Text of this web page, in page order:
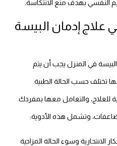
النفسي بهدف منع الانتكاسة.
علاج إدمان البيسة
في المنزل يجب أن يتم
تختلف حسب الحالة الطبية
للعلاج، والتعامل معها بمفردك
وتشمل هذه الأدوية:
الانتحارية وسوء الحالة المزاجية